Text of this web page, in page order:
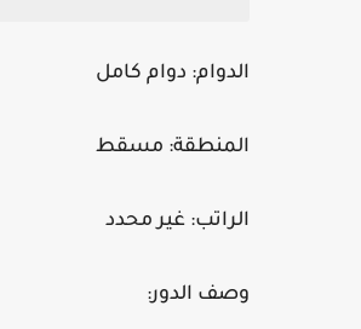
الدوام: دوام كامل
المنطقة: مسقط
الراتب: غير محدد
وصف الدور: